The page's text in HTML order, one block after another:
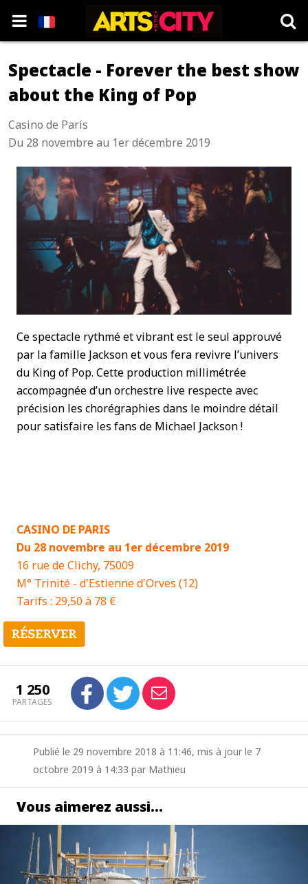
Spectacle - Forever the best show
about the King of Pop
Casino de Paris
Du 28 novembre au 1er décembre 2019
Ce spectacle rythmé et vibrant est le seul approuvé
par la famille Jackson et vous fera revivre l’univers
du King of Pop. Cette production millimétrée
accompagnée d’un orchestre live respecte avec
précision les chorégraphies dans le moindre détail
pour satisfaire les fans de Michael Jackson !
CASINO DE PARIS
Du 28 novembre au 1er décembre 2019
16 rue de Clichy, 75009
M° Trinité - d'Estienne d'Orves (12)
Tarifs : 29,50 à 78 €
1 250
PARTAGES
Publié le 29 novembre 2018 à 11:46, mis à jour le 7
octobre 2019 à 14:33 par Mathieu
Vous aimerez aussi…